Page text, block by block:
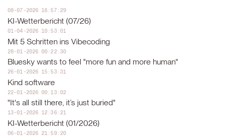
08-07-2026 16:57:29
KI-Wetterbericht (07/26)
01-04-2026 10:53:01
Mit 5 Schritten ins Vibecoding
28-01-2026 00:22:30
Bluesky wants to feel "more fun and more human"
26-01-2026 15:53:31
Kind software
22-01-2026 00:13:02
"It's all still there, it’s just buried"
13-01-2026 12:36:21
KI-Wetterbericht (01/2026)
06-01-2026 21:59:20